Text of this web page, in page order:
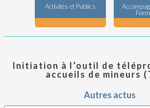
Initiation à l’outil de
accueils de mineurs
Autres actus
Activités et Publics